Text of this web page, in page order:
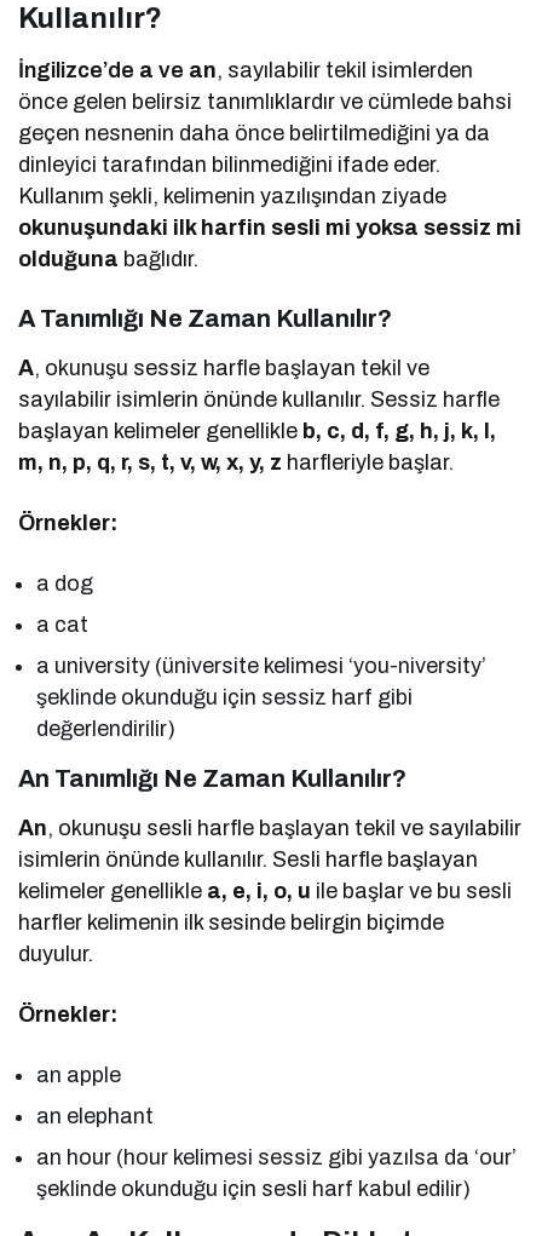
Kullanılır?
İngilizce’de a ve an, sayılabilir tekil isimlerden
önce gelen belirsiz tanımlıklardır ve cümlede bahsi
geçen nesnenin daha önce belirtilmediğini ya da
dinleyici tarafından bilinmediğini ifade eder.
Kullanım şekli, kelimenin yazılışından ziyade
okunuşundaki ilk harfin sesli mi yoksa sessiz mi
olduğuna bağlıdır.
A Tanımlığı Ne Zaman Kullanılır?
A, okunuşu sessiz harfle başlayan tekil ve
sayılabilir isimlerin önünde kullanılır. Sessiz harfle
başlayan kelimeler genellikle b, c, d, f, g, h, j, k, l,
m, n, p, q, r, s, t, v, w, x, y, z harfleriyle başlar.
Örnekler:
a dog
a cat
a university (üniversite kelimesi ‘you-niversity’
şeklinde okunduğu için sessiz harf gibi
değerlendirilir)
An Tanımlığı Ne Zaman Kullanılır?
An, okunuşu sesli harfle başlayan tekil ve sayılabilir
isimlerin önünde kullanılır. Sesli harfle başlayan
kelimeler genellikle a, e, i, o, u ile başlar ve bu sesli
harfler kelimenin ilk sesinde belirgin biçimde
duyulur.
Örnekler:
an apple
an elephant
an hour (hour kelimesi sessiz gibi yazılsa da ‘our’
şeklinde okunduğu için sesli harf kabul edilir)